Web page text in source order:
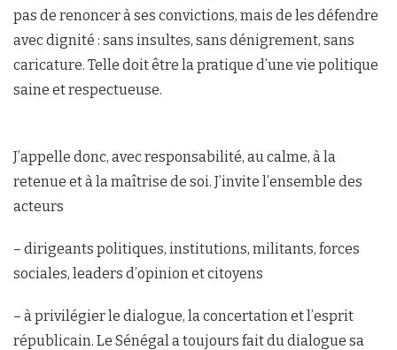
pas de renoncer à ses convictions, mais de les défendre
avec dignité : sans insultes, sans dénigrement, sans
caricature. Telle doit être la pratique d’une vie politique
saine et respectueuse.
J’appelle donc, avec responsabilité, au calme, à la
retenue et à la maîtrise de soi. J’invite l’ensemble des
acteurs
– dirigeants politiques, institutions, militants, forces
sociales, leaders d’opinion et citoyens
– à privilégier le dialogue, la concertation et l’esprit
républicain. Le Sénégal a toujours fait du dialogue sa